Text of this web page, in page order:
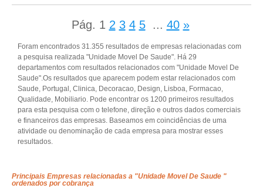
Pág. 1 2 3 4 5 ... 40 »
Foram encontrados 31.355 resultados de empresas relacionadas com
a pesquisa realizada "Unidade Movel De Saude". Há 29
departamentos com resultados relacionados com "Unidade Movel De
Saude".Os resultados que aparecem podem estar relacionados com
Saude, Portugal, Clinica, Decoracao, Design, Lisboa, Formacao,
Qualidade, Mobiliario. Pode encontrar os 1200 primeiros resultados
para esta pesquisa com o telefone, direção e outros dados comerciais
e financeiros das empresas. Baseamos em coincidências de uma
atividade ou denominação de cada empresa para mostrar esses
resultados.
Principais Empresas relacionadas a "Unidade Movel De Saude "
ordenados por cobrança